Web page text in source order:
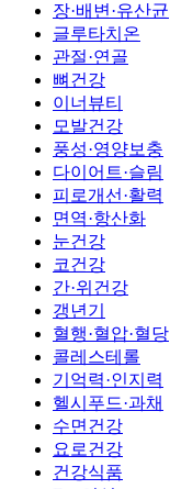
장·배변·유산균
글루타치온
관절·연골
뼈건강
이너뷰티
모발건강
풍성·영양보충
다이어트·슬림
피로개선·활력
면역·항산화
눈건강
코건강
간·위건강
갱년기
혈행·혈압·혈당
콜레스테롤
기억력·인지력
헬시푸드·과채
수면건강
요로건강
건강식품